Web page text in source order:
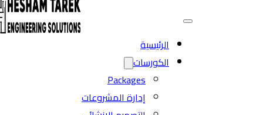
الرئيسية
الكورسات
Packages
إدارة المشروعات